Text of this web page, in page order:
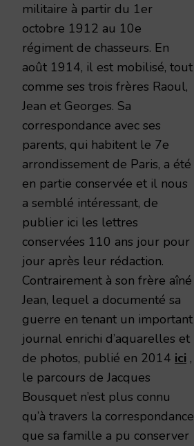
militaire à partir du 1er
octobre 1912 au 10e
régiment de chasseurs. En
août 1914, il est mobilisé, tout
comme ses trois frères Raoul,
Jean et Georges. Sa
correspondance avec ses
parents, qui habitent le 7e
arrondissement de Paris, a été
en partie conservée et il nous
a semblé intéressant, de
publier ici les lettres
conservées 110 ans jour pour
jour après leur rédaction.
Contrairement à son frère aîné
Jean, lequel a documenté sa
guerre en tenant un important
journal enrichi d’aquarelles et
de photos, publié en 2014 ici ,
le parcours de Jacques
Bousquet n’est plus connu
qu’à travers la correspondance
que sa famille a pu conserver